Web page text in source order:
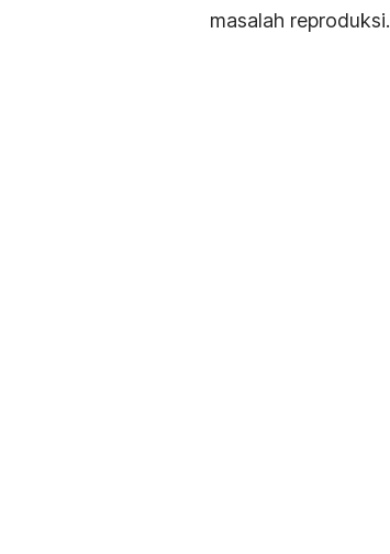
masalah reproduksi.